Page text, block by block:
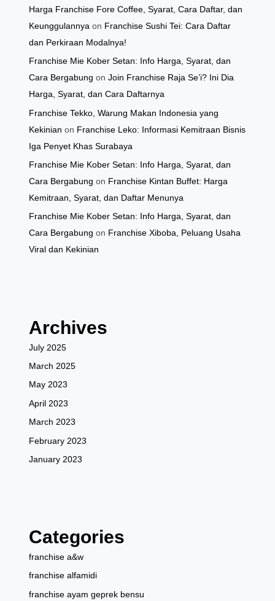
Harga Franchise Fore Coffee, Syarat, Cara Daftar, dan
Keunggulannya on Franchise Sushi Tei: Cara Daftar
dan Perkiraan Modalnya!
Franchise Mie Kober Setan: Info Harga, Syarat, dan
Cara Bergabung onJoin Franchise Raja Se’i? Ini Dia
Harga, Syarat, dan Cara Daftarnya
Franchise Tekko, Warung Makan Indonesia yang
Kekinian on Franchise Leko: Informasi Kemitraan Bisnis
Iga Penyet Khas Surabaya
Franchise Mie Kober Setan: Info Harga, Syarat, dan
Cara Bergabung on Franchise Kintan Buffet: Harga
Kemitraan, Syarat, dan Daftar Menunya
Franchise Mie Kober Setan: Info Harga, Syarat, dan
Cara Bergabung on Franchise Xiboba, Peluang Usaha
Viral dan Kekinian
Archives
July 2025
March 2025
May 2023
April 2023
March 2023
February 2023
January 2023
Categories
franchise a&w
franchise alfamidi
franchise ayam geprek bensu